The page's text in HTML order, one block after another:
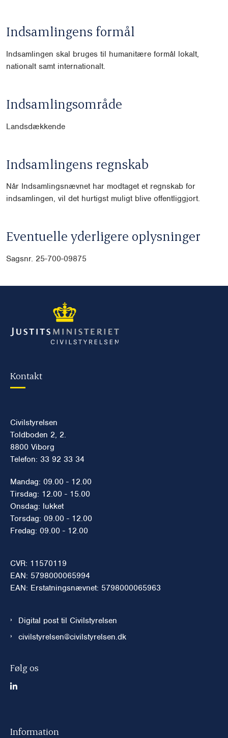
Indsamlingens formål
Indsamlingen skal bruges til humanitære formål lokalt,
nationalt samt internationalt.
Indsamlingsområde
Landsdækkende
Indsamlingens regnskab
Når Indsamlingsnævnet har modtaget et regnskab for
indsamlingen, vil det hurtigst muligt blive offentliggjort.
Eventuelle yderligere oplysninger
Sagsnr. 25-700-09875
Kontakt
Civilstyrelsen
Toldboden 2, 2.
8800 Viborg
Telefon: 33 92 33 34
Mandag: 09.00 - 12.00
Tirsdag: 12.00 - 15.00
Onsdag: lukket
Torsdag: 09.00 - 12.00
Fredag: 09.00 - 12.00
CVR: 11570119
EAN: 5798000065994
EAN: Erstatningsnævnet: 5798000065963
Digital post til Civilstyrelsen
civilstyrelsen@civilstyrelsen.dk
Følg os
Information